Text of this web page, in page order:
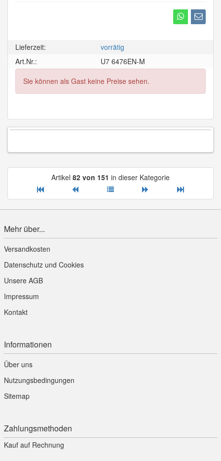
Lieferzeit:
vorrätig
Art.Nr.:
U7 6476EN-M
Sie können als Gast keine Preise sehen.
Artikel 82 von 151 in dieser Kategorie
Mehr über...
Versandkosten
Datenschutz und Cookies
Unsere AGB
Impressum
Kontakt
Informationen
Über uns
Nutzungsbedingungen
Sitemap
Zahlungsmethoden
Kauf auf Rechnung